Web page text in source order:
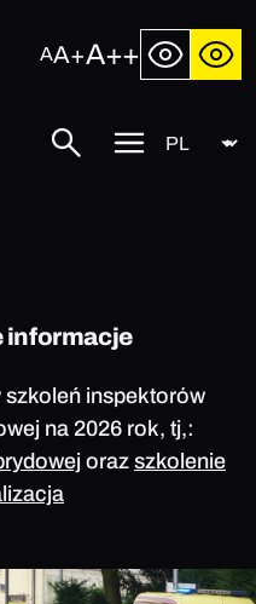
AA+A++
SzukajPrzycisk
Język
informacje
szkoleń inspektorów
na 2026 rok, tj,:
oraz szkolenie